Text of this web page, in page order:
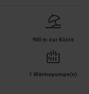
900 m zur Küste
1 Wärmepumpe(n)